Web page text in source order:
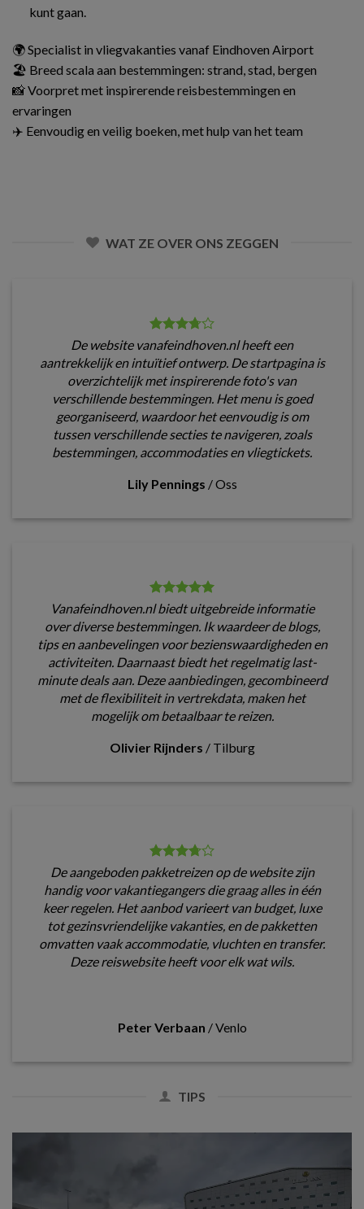
kunt gaan.
🌍 Specialist in vliegvakanties vanaf Eindhoven Airport
🏖️ Breed scala aan bestemmingen: strand, stad, bergen
📸 Voorpret met inspirerende reisbestemmingen en
ervaringen
✈️ Eenvoudig en veilig boeken, met hulp van het team
WAT ZE OVER ONS ZEGGEN
De website vanafeindhoven.nl heeft een
aantrekkelijk en intuïtief ontwerp. De startpagina is
overzichtelijk met inspirerende foto's van
verschillende bestemmingen. Het menu is goed
georganiseerd, waardoor het eenvoudig is om
tussen verschillende secties te navigeren, zoals
bestemmingen, accommodaties en vliegtickets.
Lily Pennings /Oss
Vanafeindhoven.nl biedt uitgebreide informatie
over diverse bestemmingen. Ik waardeer de blogs,
tips en aanbevelingen voor bezienswaardigheden en
activiteiten. Daarnaast biedt het regelmatig last-
minute deals aan. Deze aanbiedingen, gecombineerd
met de flexibiliteit in vertrekdata, maken het
mogelijk om betaalbaar te reizen.
Olivier Rijnders / Tilburg
De aangeboden pakketreizen op de website zijn
handig voor vakantiegangers die graag alles in één
keer regelen. Het aanbod varieert van budget, luxe
tot gezinsvriendelijke vakanties, en de pakketten
omvatten vaak accommodatie, vluchten en transfer.
Deze reiswebsite heeft voor elk wat wils.
Peter Verbaan /Venlo
TIPS